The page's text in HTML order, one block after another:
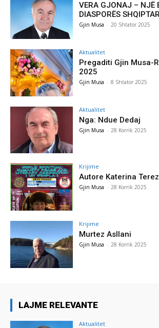
VERA GJONAJ – NJË
DIASPORËS
Gjin Musa - 20 Shtator 2025
Aktualitet
Pregaditi Gjin Musa-
2025
Gjin Musa - 8 Shtator 2025
Aktualitet
Nga: Ndue Dedaj
Gjin Musa - 28 Korrik 2025
Krijime
Autore Katerina
Gjin Musa - 28 Korrik 2025
Krijime
Murtez Asllani
Gjin Musa - 28 Korrik 2025
LAJME RELEVANTE
Aktualitet